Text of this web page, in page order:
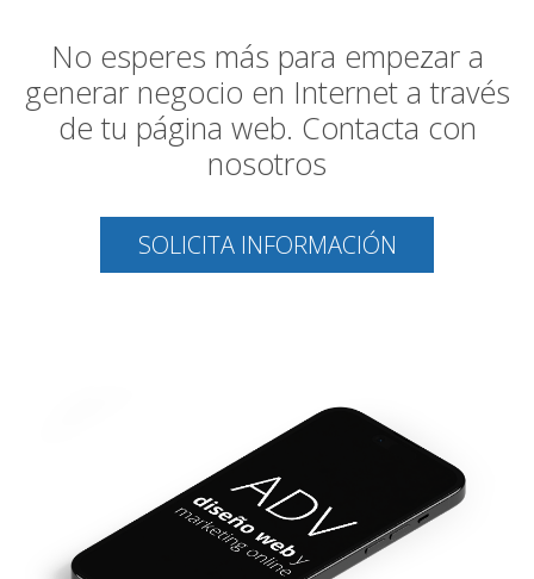
No esperes más para empezar a
generar negocio en Internet a través
de tu página web. Contacta con
nosotros
SOLICITA INFORMACIÓN